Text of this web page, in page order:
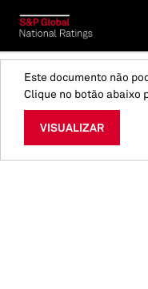
Este documento não
Clique no botão abaixo
VISUALIZAR